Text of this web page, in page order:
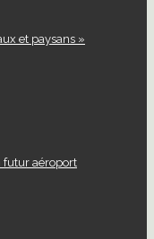
et paysans »
futur aéroport